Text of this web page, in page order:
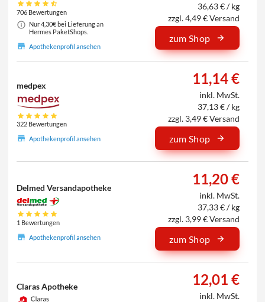
706 Bewertungen
Nur 4,30€ bei Lieferung an
Hermes PaketShops.
Apothekenprofil ansehen
36,63 € / kg
zzgl. 4,49 € Versand
zum Shop
medpex
322 Bewertungen
Apothekenprofil ansehen
11,14 €
inkl. MwSt.
37,13 € / kg
zzgl. 3,49 € Versand
zum Shop
Delmed Versandapotheke
1 Bewertungen
Apothekenprofil ansehen
11,20 €
inkl. MwSt.
37,33 € / kg
zzgl. 3,99 € Versand
zum Shop
Claras Apotheke 12,01 €
inkl. MwSt.